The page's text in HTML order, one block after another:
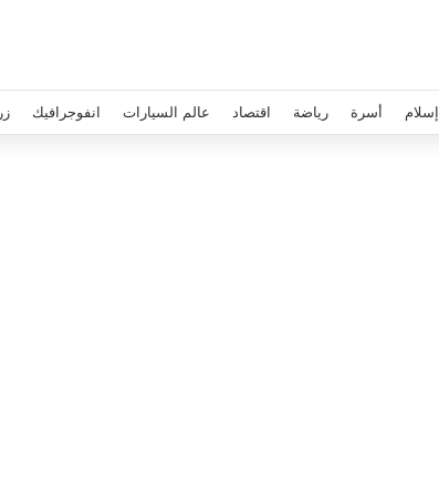
إسلام أسرة رياضة اقتصاد عالم السيارات انفوجرافيك